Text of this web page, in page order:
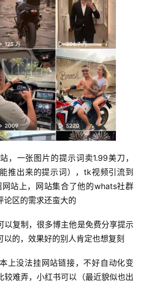
，一张图片的提示词卖1.99美刀，
推出来的提示词），tk视频引流到
站上，网站集合了他的whats社群
论区的需求还蛮大的
以复制，很多博主他是免费分享提示
的，效果好的别人肯定也想复刻
上没法挂网站链接，不好自动化变
较难弄，小红书可以（最近貌似也出